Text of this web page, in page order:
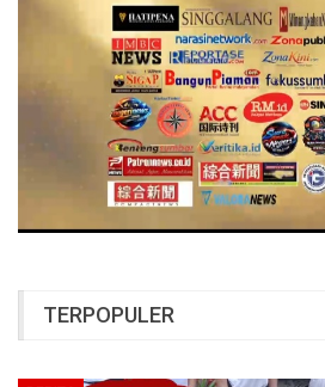
TERPOPULER